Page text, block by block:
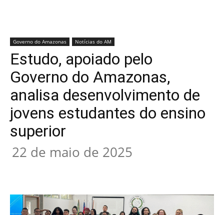
Governo do Amazonas Notícias do AM
Estudo, apoiado pelo
Governo do Amazonas,
analisa desenvolvimento de
jovens estudantes do ensino
superior
22 de maio de 2025